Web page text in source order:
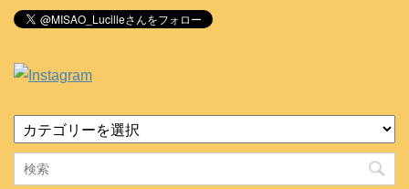
テ
ゴ
リ